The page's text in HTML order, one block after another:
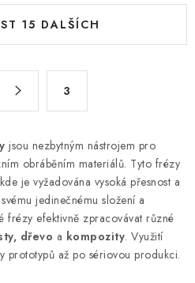
15 DALŠÍCH
3
jsou nezbytným nástrojem pro
obráběním materiálů. Tyto frézy
je vyžadována vysoká přesnost a
jedinečnému složení a
frézy efektivně zpracovávat různé
dřevo a kompozity. Využití
až po sériovou produkci.